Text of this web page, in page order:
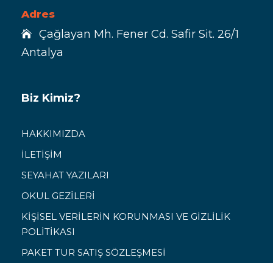
Adres
Çağlayan Mh. Fener Cd. Safir Sit. 26/1
Antalya
Biz Kimiz?
HAKKIMIZDA
İLETİŞİM
SEYAHAT YAZILARI
OKUL GEZİLERİ
KİŞİSEL VERİLERİN KORUNMASI VE GİZLİLİK
POLİTİKASI
PAKET TUR SATIŞ SÖZLEŞMESİ